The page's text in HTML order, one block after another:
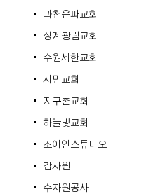
과천은파교회
상계광림교회
수원세한교회
시민교회
지구촌교회
하늘빛교회
조아인스튜디오
감사원
수자원공사